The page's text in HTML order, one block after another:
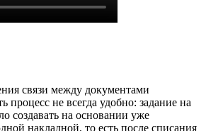
связи между документами
процесс не всегда удобно: задание на
создавать на основании уже
накладной, то есть после списания